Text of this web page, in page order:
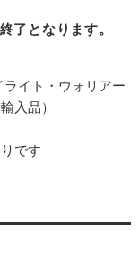
了となります。
イト・ウォリアー
入品）
です